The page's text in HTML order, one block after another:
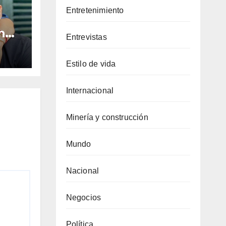
Entretenimiento
Entrevistas
Estilo de vida
Internacional
Minería y construcción
Mundo
Nacional
Negocios
Política